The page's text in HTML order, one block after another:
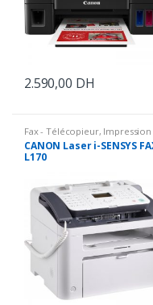
2.590,00 DH
Fax - Télécopieur, Impression
CANON Laser i-SENSYS
L170